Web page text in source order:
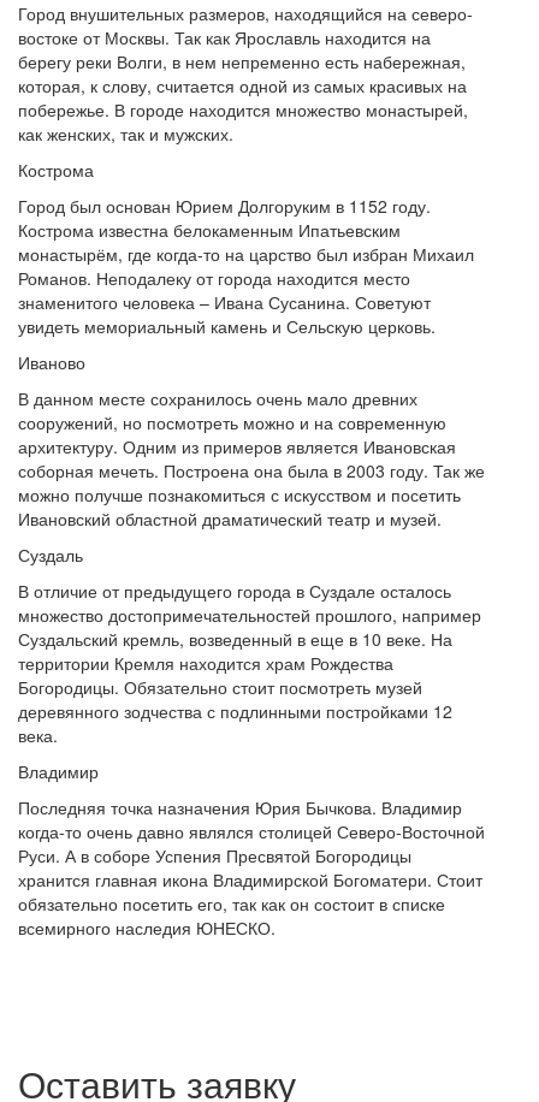
Город внушительных размеров, находящийся на северо-
востоке от Москвы. Так как Ярославль находится на
берегу реки Волги, в нем непременно есть набережная,
которая, к слову, считается одной из самых красивых на
побережье. В городе находится множество монастырей,
как женских, так и мужских.
Кострома
Город был основан Юрием Долгоруким в 1152 году.
Кострома известна белокаменным Ипатьевским
монастырём, где когда-то на царство был избран Михаил
Романов. Неподалеку от города находится место
знаменитого человека – Ивана Сусанина. Советуют
увидеть мемориальный камень и Сельскую церковь.
Иваново
В данном месте сохранилось очень мало древних
сооружений, но посмотреть можно и на современную
архитектуру. Одним из примеров является Ивановская
соборная мечеть. Построена она была в 2003 году. Так же
можно получше познакомиться с искусством и посетить
Ивановский областной драматический театр и музей.
Суздаль
В отличие от предыдущего города в Суздале осталось
множество достопримечательностей прошлого, например
Суздальский кремль, возведенный в еще в 10 веке. На
территории Кремля находится храм Рождества
Богородицы. Обязательно стоит посмотреть музей
деревянного зодчества с подлинными постройками 12
века.
Владимир
Последняя точка назначения Юрия Бычкова. Владимир
когда-то очень давно являлся столицей Северо-Восточной
Руси. А в соборе Успения Пресвятой Богородицы
хранится главная икона Владимирской Богоматери. Стоит
обязательно посетить его, так как он состоит в списке
всемирного наследия ЮНЕСКО.
Оставить заявку